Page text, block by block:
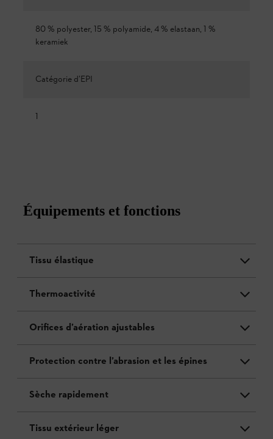
80 % polyester, 15 % polyamide, 4 % elastaan, 1 %
keramiek
Catégorie d’EPI
1
Équipements et fonctions
Tissu élastique
Thermoactivité
Orifices d’aération ajustables
Protection contre l’abrasion et les épines
Sèche rapidement
Tissu extérieur léger